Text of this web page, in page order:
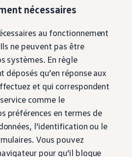
automobiles
du VW Bus
des catégories de véhicule
California
et voyages
nécessaires
au fonctionnement
ne peuvent pas être
systèmes. En règle
déposés qu’en réponse aux
et qui correspondent
comme le
préférences en termes de
l’identification ou le
Vous pouvez
pour qu’il bloque